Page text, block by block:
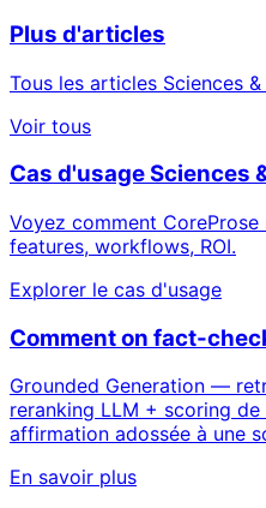
Plus d'articles
Tous les articles Sciences
Voir tous
Cas d'usage Sciences
Voyez comment
features, workflows, ROI.
Explorer le cas d'usage
Comment on fact-
Grounded Generation —
reranking LLM + scoring
affirmation adossée à une
En savoir plus